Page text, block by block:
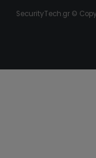
SecurityTech.gr ©